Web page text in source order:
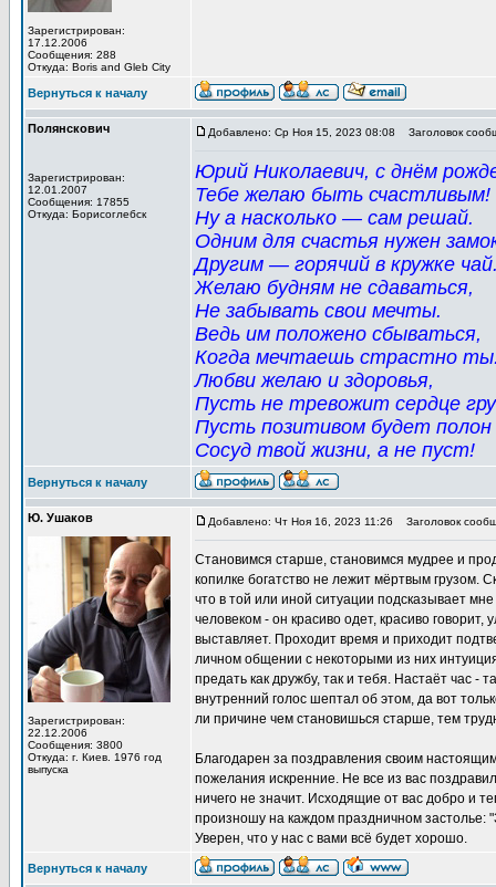
Зарегистрирован:
17.12.2006
Сообщения: 288
Откуда: Boris and Gleb City
Вернуться к началу
Полянскович
Зарегистрирован:
12.01.2007
Сообщения: 17855
Откуда: Борисоглебск
Добавлено: Ср Ноя 15, 2023 08:08 Заголовок
Юрий Николаевич, с днём
Тебе желаю быть счастливым!
Ну а насколько — сам решай.
Одним для счастья нужен
Другим — горячий в кружке
Желаю будням не сдаваться,
Не забывать свои мечты.
Ведь им положено сбываться,
Когда мечтаешь страстно
Любви желаю и здоровья,
Пусть не тревожит сердце
Пусть позитивом будет полон
Сосуд твой жизни, а не пуст!
Вернуться к началу
Ю. Ушаков
Зарегистрирован:
22.12.2006
Сообщения: 3800
Откуда: г. Киев. 1976 год
выпуска
Добавлено: Чт Ноя 16, 2023 11:26 Заголовок
Становимся старше, становимся мудрее и
копилке богатство не лежит мёртвым
что в той или иной ситуации подсказывает
человеком - он красиво одет, красиво
выставляет. Проходит время и приходит
личном общении с некоторыми из них
предать как дружбу, так и тебя. Настаёт час
внутренний голос шептал об этом, да вот
ли причине чем становишься старше, тем
Благодарен за поздравления своим
пожелания искренние. Не все из вас
ничего не значит. Исходящие от вас добро и
произношу на каждом праздничном застолье:
Уверен, что у нас с вами всё будет хорошо.
Вернуться к началу